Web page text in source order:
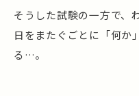
そうした試験の一方で、
日をまたぐごとに「何か
る…。